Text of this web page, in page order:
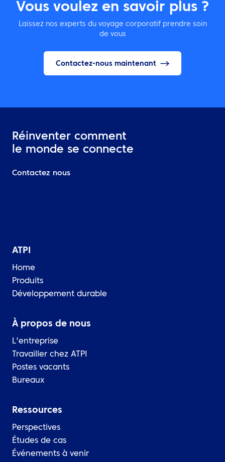
Vous voulez en savoir plus ?
Laissez nos experts du voyage corporatif prendre soin
de vous
Contactez-nous maintenant
Réinventer comment
le monde se connecte
Contactez nous
ATPI
Home
Produits
Développement durable
À propos de nous
L'entreprise
Travailler chez ATPI
Postes vacants
Bureaux
Ressources
Perspectives
Études de cas
Événements à venir